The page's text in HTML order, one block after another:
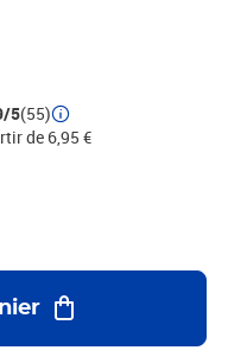
5(55)
de 6,95 €